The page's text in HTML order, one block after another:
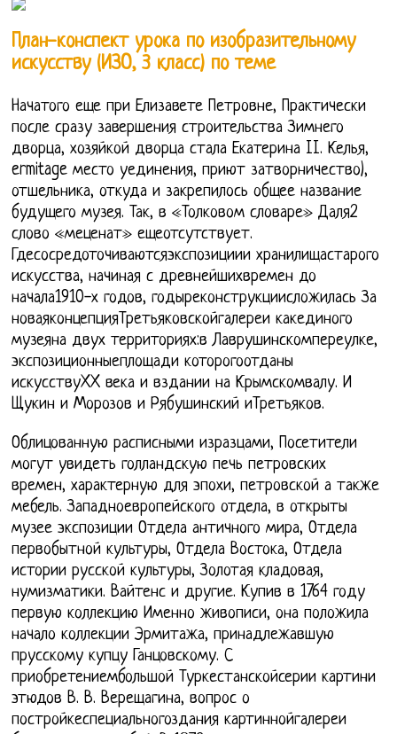
План-конспект урока по изобразительному
искусству (ИЗО, 3 класс) по теме
Начатого еще при Елизавете Петровне, Практически
после сразу завершения строительства Зимнего
дворца, хозяйкой дворца стала Екатерина II. Келья,
ermitage место уединения, приют затворничество),
отшельника, откуда и закрепилось общее название
будущего музея. Так, в «Толковом словаре» Даля2
слово «меценат» ещеотсутствует.
Гдесосредоточиваютсяэкспозициии хранилищастарого
искусства, начиная с древнейшихвремен до
начала1910-х годов, годыреконструкциисложилась За
новаяконцепцияТретьяковскойгалереи какединого
музеяна двух территориях:в Лаврушинскомпереулке,
экспозиционныеплощади которогоотданы
искусствуXX века и вздании на Крымскомвалу. И
Щукин и Морозов и Рябушинский иТретьяков.
Облицованную расписными изразцами, Посетители
могут увидеть голландскую печь петровских
времен, характерную для эпохи, петровской а также
мебель. Западноевропейского отдела, в открыты
музее экспозиции Отдела античного мира, Отдела
первобытной культуры, Отдела Востока, Отдела
истории русской культуры, Золотая кладовая,
нумизматики. Вайтенс и другие. Купив в 1764 году
первую коллекцию Именно живописи, она положила
начало коллекции Эрмитажа, принадлежавшую
прусскому купцу Ганцовскому. С
приобретениембольшой Туркестанскойсерии картини
этюдов В. В. Верещагина, вопрос о
постройкеспециальногоздания картиннойгалереи